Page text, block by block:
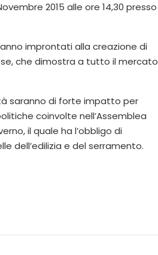
2015 alle ore 14,30 presso
improntati alla creazione di
che dimostra a tutto il mercato
saranno di forte impatto per
coinvolte nell’Assemblea
il quale ha l’obbligo di
dell’edilizia e del serramento.